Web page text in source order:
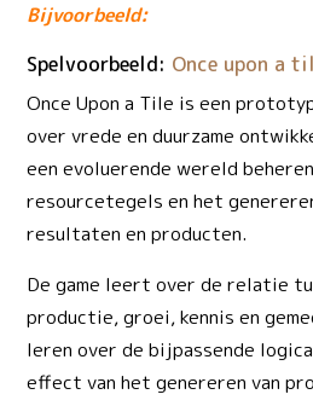
Bijvoorbeeld:
Spelvoorbeeld: Once upon a
Once Upon a Tile is een
over vrede en duurzame
een evoluerende wereld
resourcetegels en het
resultaten en producten.
De game leert over de relatie
productie, groei, kennis en
leren over de bijpassende
effect van het genereren van